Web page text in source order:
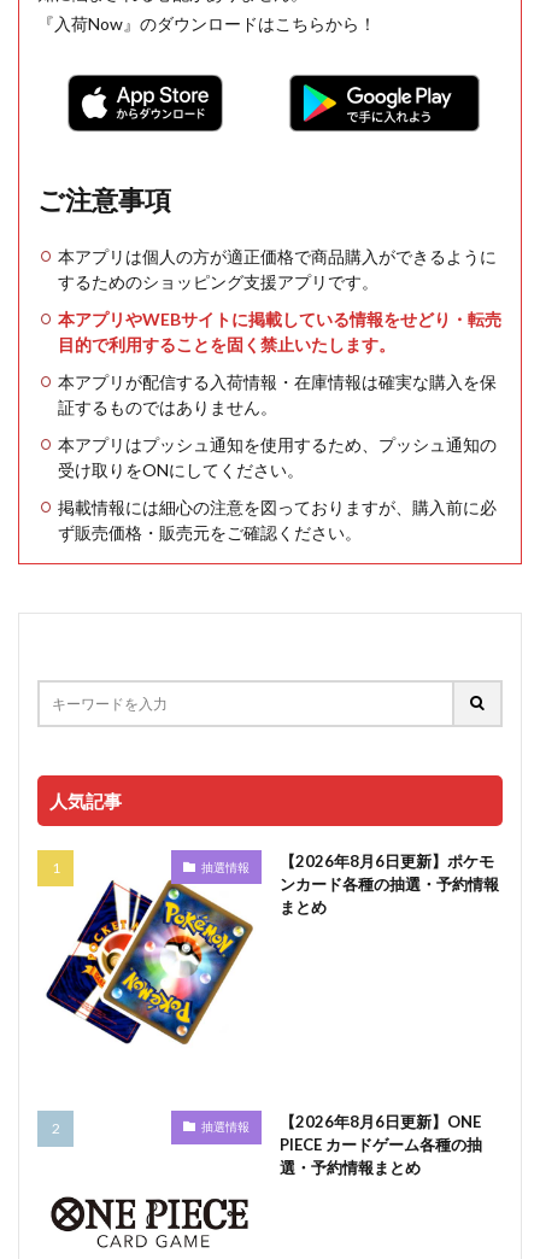
『入荷Now』のダウンロードはこちらから！
ご注意事項
本アプリは個人の方が適正価格で商品購入ができるように
するためのショッピング支援アプリです。
本アプリやWEBサイトに掲載している情報をせどり・転売
目的で利用することを固く禁止いたします。
本アプリが配信する入荷情報・在庫情報は確実な購入を保
証するものではありません。
本アプリはプッシュ通知を使用するため、プッシュ通知の
受け取りをONにしてください。
掲載情報には細心の注意を図っておりますが、購入前に必
ず販売価格・販売元をご確認ください。
人気記事
抽選情報
【2026年8月6日更新】ポケモ
ンカード各種の抽選・予約情報
まとめ
抽選情報
【2026年8月6日更新】ONE
PIECE カードゲーム各種の抽
選・予約情報まとめ